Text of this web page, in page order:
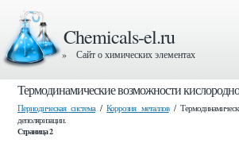
Chemicals-el.ru
» Сайт о химических элементах
Термодинамические возможности
Периодическая система/Коррозия металлов/
деполяризации.
Страница 2